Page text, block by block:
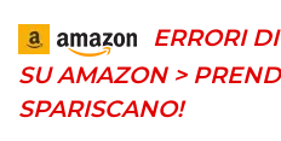
ERRORI
SU AMAZON >
SPARISCANO!